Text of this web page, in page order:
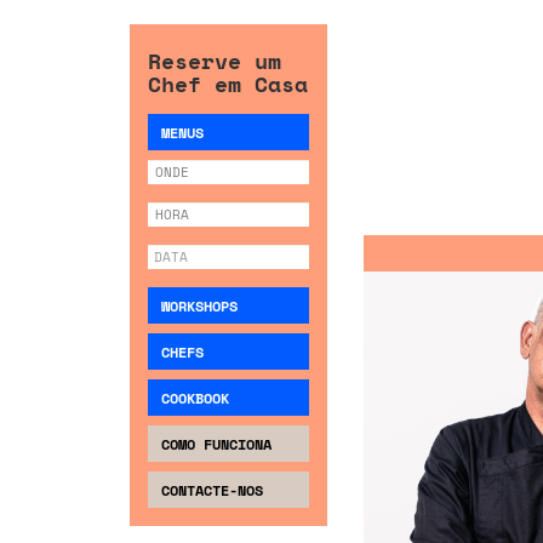
Reserve um
Chef em Casa
MENUS
WORKSHOPS
CHEFS
COOKBOOK
COMO FUNCIONA
CONTACTE-NOS